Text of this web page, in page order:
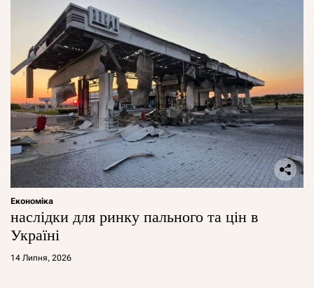
Економіка
наслідки для ринку пального та цін в
Україні
14 Липня, 2026